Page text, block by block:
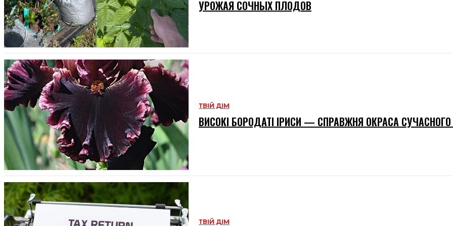
УРОЖАЯ СОЧНЫХ ПЛОДОВ
ТВІЙ ДІМ
ВИСОКІ БОРОДАТІ ІРИСИ — СПРАВЖНЯ ОКРАСА
ТВІЙ ДІМ